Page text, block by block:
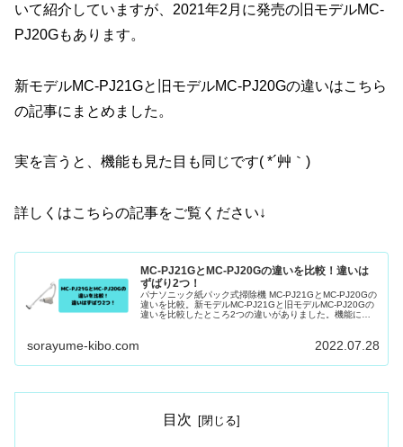
いて紹介していますが、2021年2月に発売の旧モデルMC-
PJ20Gもあります。
新モデルMC-PJ21Gと旧モデルMC-PJ20Gの違いはこちら
の記事にまとめました。
実を言うと、機能も見た目も同じです( *´艸｀)
詳しくはこちらの記事をご覧ください↓
MC-PJ21GとMC-PJ20Gの違いを比較！違いは
ずばり2つ！
パナソニック紙パック式掃除機 MC-PJ21GとMC-PJ20Gの
違いを比較。新モデルMC-PJ21Gと旧モデルMC-PJ20Gの
違いを比較したところ2つの違いがありました。機能に違
sorayume-kibo.com 2022.07.28
目次